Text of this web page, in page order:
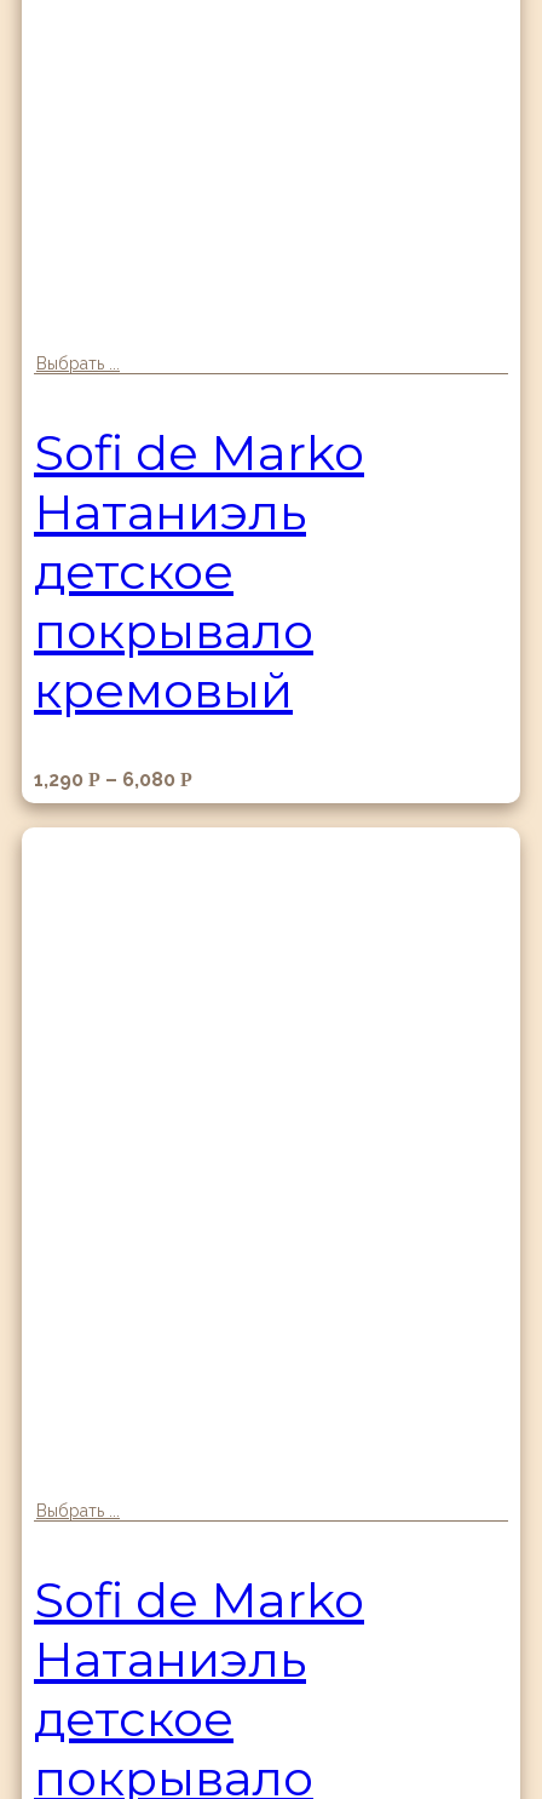
Выбрать ...
Sofi de Marko
Натаниэль
детское
покрывало
кремовый
1,290 Р – 6,080 Р
Выбрать ...
Sofi de Marko
Натаниэль
детское
покрывало